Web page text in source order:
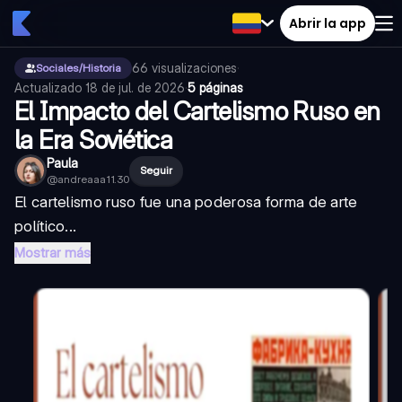
Abrir la app
Sociales/Historia 66 visualizaciones·
Actualizado 18 de jul. de 2026·5 páginas
El Impacto del Cartelismo Ruso en
la Era Soviética
Paula
@andreaaa11.30
Seguir
El cartelismo ruso fue una poderosa forma de arte
político...
Mostrar más